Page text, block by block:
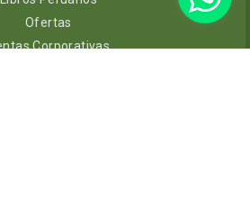
Ofertas
Corporativas